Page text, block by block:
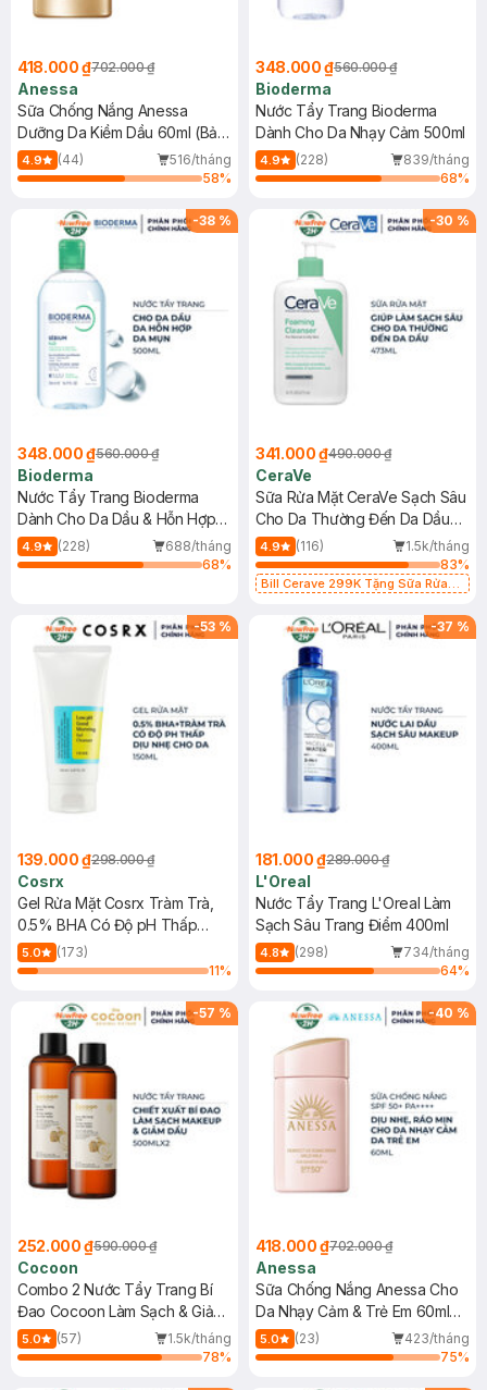
418.000 ₫702.000 ₫
Anessa
Sữa Chống Nắng Anessa
Dưỡng Da Kiềm Dầu 60ml (Bản
Mới)
4.9 (44)
516/tháng
58%
348.000 ₫560.000 ₫
Bioderma
Nước Tẩy Trang Bioderma
Dành Cho Da Nhạy Cảm 500ml
4.9 (228)
839/tháng
68%
-38 %
348.000 ₫560.000 ₫
Bioderma
Nước Tẩy Trang Bioderma
Dành Cho Da Dầu & Hỗn Hợp
500ml
4.9 (228)
688/tháng
68%
-30 %
341.000 ₫490.000 ₫
CeraVe
Sữa Rửa Mặt CeraVe Sạch Sâu
Cho Da Thường Đến Da Dầu
473ml
4.9 (116)
1.5k/tháng
83%
Bill Cerave 299K Tặng Sữa Rửa
-53 %
139.000 ₫298.000 ₫
Cosrx
Gel Rửa Mặt Cosrx Tràm Trà,
0.5% BHA Có Độ pH Thấp
150ml
5.0
(173)
11%
-37 %
181.000 ₫289.000 ₫
L'Oreal
Nước Tẩy Trang L'Oreal Làm
Sạch Sâu Trang Điểm 400ml
4.8 (298)
734/tháng
64%
-57 %
252.000 ₫590.000 ₫
Cocoon
Combo 2 Nước Tẩy Trang Bí
Đao Cocoon Làm Sạch & Giảm
Dầu 500ml
5.0 (57)
1.5k/tháng
78%
-40 %
418.000 ₫702.000 ₫
Anessa
Sữa Chống Nắng Anessa Cho
Da Nhạy Cảm & Trẻ Em 60ml
(Mới)
5.0 (23)
423/tháng
75%